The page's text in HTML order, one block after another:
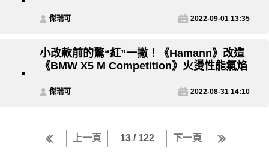
傑瑞可 2022-09-01 13:35
小改款前的驚“紅”一撇！《Hamann》改造
《BMW X5 M Competition》火燙性能氣焰
傑瑞可 2022-08-31 14:10
上一頁 13 / 122 下一頁